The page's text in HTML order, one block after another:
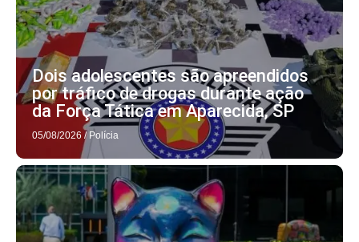
Dois adolescentes são apreendidos
por tráfico de drogas durante ação
da Força Tática em Aparecida, SP
05/08/2026 / Polícia